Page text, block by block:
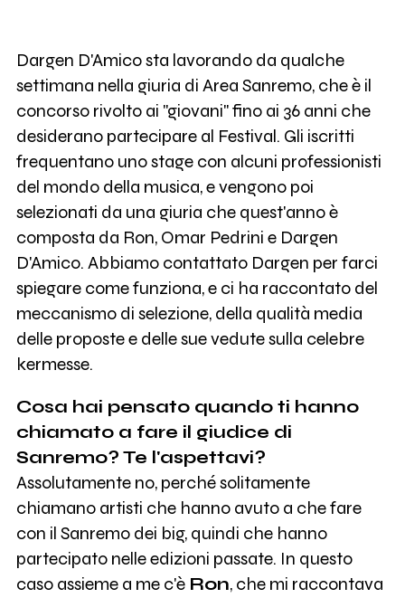
Dargen D'Amico sta lavorando da qualche
settimana nella giuria di Area Sanremo, che è il
concorso rivolto ai "giovani" fino ai 36 anni che
desiderano partecipare al Festival. Gli iscritti
frequentano uno stage con alcuni professionisti
del mondo della musica, e vengono poi
selezionati da una giuria che quest'anno è
composta da Ron, Omar Pedrini e Dargen
D'Amico. Abbiamo contattato Dargen per farci
spiegare come funziona, e ci ha raccontato del
meccanismo di selezione, della qualità media
delle proposte e delle sue vedute sulla celebre
kermesse.
Cosa hai pensato quando ti hanno
chiamato a fare il giudice di
Sanremo? Te l'aspettavi?
Assolutamente no, perché solitamente
chiamano artisti che hanno avuto a che fare
con il Sanremo dei big, quindi che hanno
partecipato nelle edizioni passate. In questo
caso assieme a me c'è Ron, che mi raccontava